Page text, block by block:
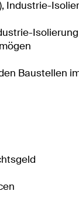
Industrie-
Isolierung
Baustellen